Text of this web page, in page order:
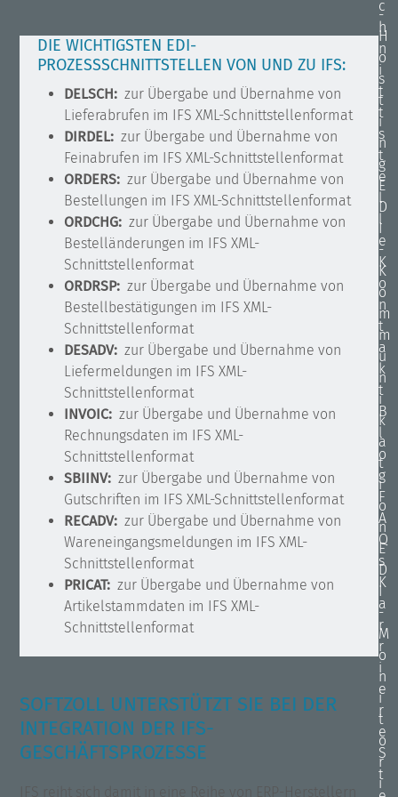
DIE WICHTIGSTEN EDI-
PROZESSSCHNITTSTELLEN VON UND ZU IFS:
DELSCH:zur Übergabe und Übernahme von
Lieferabrufen im IFS XML-Schnittstellenformat
DIRDEL: zur Übergabe und Übernahme von
Feinabrufen im IFS XML-Schnittstellenformat
ORDERS: zur Übergabe und Übernahme von
Bestellungen im IFS XML-Schnittstellenformat
ORDCHG: zur Übergabe und Übernahme von
Bestelländerungen im IFS XML-
Schnittstellenformat
ORDRSP: zur Übergabe und Übernahme von
Bestellbestätigungen im IFS XML-
Schnittstellenformat
DESADV:zur Übergabe und Übernahme von
Liefermeldungen im IFS XML-
Schnittstellenformat
INVOIC: zur Übergabe und Übernahme von
Rechnungsdaten im IFS XML-
Schnittstellenformat
SBIINV: zur Übergabe und Übernahme von
Gutschriften im IFS XML-Schnittstellenformat
RECADV: zur Übergabe und Übernahme von
Wareneingangsmeldungen im IFS XML-
Schnittstellenformat
PRICAT: zur Übergabe und Übernahme von
Artikelstammdaten im IFS XML-
Schnittstellenformat
SOFTZOLL UNTERSTÜTZT SIE BEI DER
INTEGRATION DER IFS-
GESCHÄFTSPROZESSE
IFS reiht sich damit in eine Reihe von ERP-Herstellern
c
h
n
i
t
t
s
t
e
l
l
e
K
o
n
t
a
k
t
B
l
o
g
F
A
Q
s
K
a
r
r
i
e
r
e
S
t
-
H
o
s
t
i
n
g
E
D
I
-
K
o
m
m
u
n
i
k
a
t
i
o
n
E
D
I
-
M
o
n
i
t
o
r
i